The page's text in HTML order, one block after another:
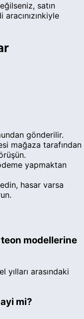
satın
gönderilir.
mağaza tarafından
yapmaktan
hasar varsa
modellerine
yılları arasındaki
mi?